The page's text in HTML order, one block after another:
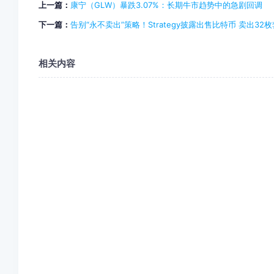
上一篇： 康宁（GLW）暴跌3.07%：长期牛市趋势中的急剧回调
下一篇： 告别“永不卖出”策略！Strategy披露出售比特币 卖出32
相关内容